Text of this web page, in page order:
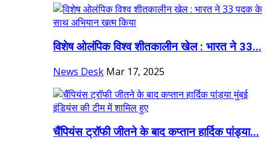
विशेष ओलंपिक विश्व शीतकालीन खेल : भारत ने 33...
News Desk Mar 17, 2025
चैंपियंस ट्रॉफी जीतने के बाद कप्तान हार्दिक पांड्या...